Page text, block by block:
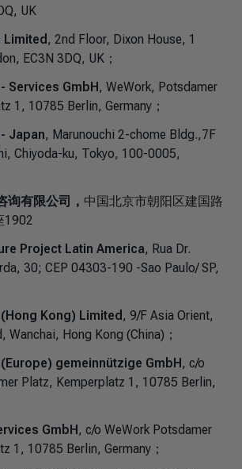
UK
Limited , 2nd Floor, Dixon House, 1
EC3N 3DQ, UK；
Services GmbH, WeWork, Potsdamer
1, 10785 Berlin, Germany；
Japan, Marunouchi 2-chome Bldg.,7F
Chiyoda-ku, Tokyo, 100-0005,
询有限公司， 中国北京市朝阳区建国路
1902
Project Latin America, Rua Dr.
30; CEP 04303-190 -Sao Paulo/ SP,
Kong) Limited , 9/F Asia Orient,
Wanchai, Hong Kong (China)；
gemeinnützige GmbH, c/o
Platz, Kemperplatz 1, 10785 Berlin,
GmbH, c/o WeWork Potsdamer
1, 10785 Berlin, Germany；